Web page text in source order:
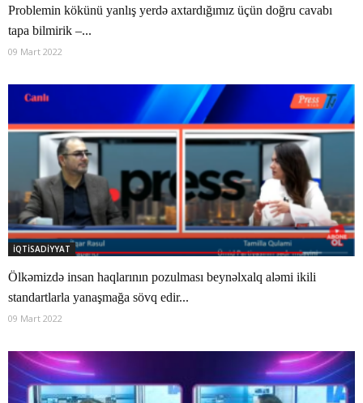
Problemin kökünü yanlış yerdə axtardığımız üçün doğru cavabı
tapa bilmirik –...
09 Mart 2022
İQTİSADİYYAT
Ölkəmizdə insan haqlarının pozulması beynəlxalq aləmi ikili
standartlarla yanaşmağa sövq edir...
09 Mart 2022